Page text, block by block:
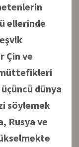
ellerinde
Çin ve
müttefikleri
üçüncü dünya
söylemek
Rusya ve